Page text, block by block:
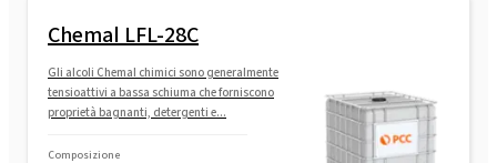
Chemal LFL-28C
Gli alcoli Chemal chimici sono generalmente
tensioattivi a bassa schiuma che forniscono
proprietà bagnanti, detergenti e...
Composizione